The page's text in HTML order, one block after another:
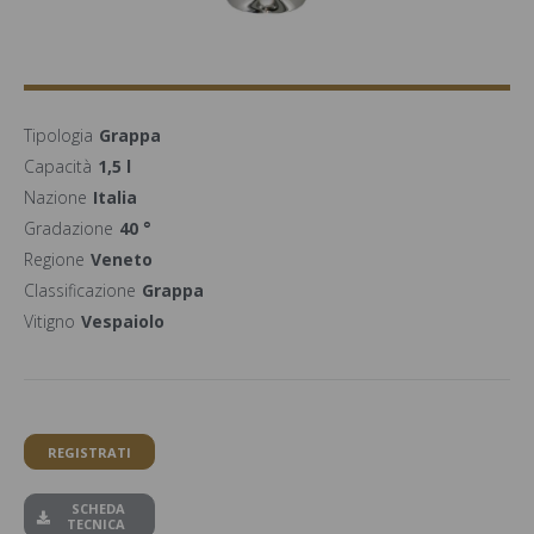
Tipologia Grappa
Capacità 1,5 l
Nazione Italia
Gradazione 40 °
Regione Veneto
Classificazione Grappa
Vitigno Vespaiolo
REGISTRATI
SCHEDA
TECNICA